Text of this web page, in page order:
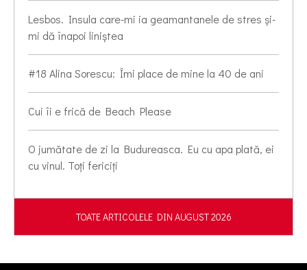
Lesbos. Insula care-mi ia geamantanele de stres și-
mi dă înapoi liniștea
#18 Alina Sorescu: Îmi place de mine la 40 de ani
Cui îi e frică de Beach Please
O jumătate de zi la Budureasca. Eu cu apa plată, ei
cu vinul. Toți fericiți
TOATE ARTICOLELE DIN AUGUST 2026